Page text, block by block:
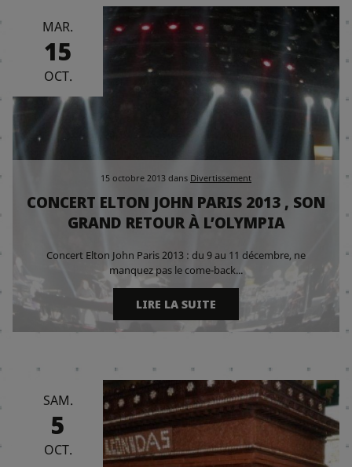
MAR.
15
OCT.
15 octobre 2013 dans Divertissement
CONCERT ELTON JOHN PARIS 2013 , SON
GRAND RETOUR À L’OLYMPIA
Concert Elton John Paris 2013 : du 9 au 11 décembre, ne
manquez pas le come-back...
LIRE LA SUITE
SAM.
5
OCT.